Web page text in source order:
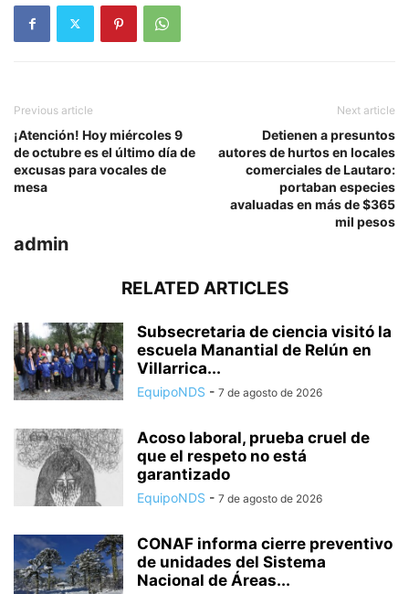
Previous article
¡Atención! Hoy miércoles 9
de octubre es el último día de
excusas para vocales de
mesa
Next article
Detienen a presuntos
autores de hurtos en locales
comerciales de Lautaro:
portaban especies
avaluadas en más de $365
mil pesos
admin
RELATED ARTICLES
Subsecretaria de ciencia visitó la
escuela Manantial de Relún en
Villarrica...
EquipoNDS - 7 de agosto de 2026
Acoso laboral, prueba cruel de
que el respeto no está
garantizado
EquipoNDS - 7 de agosto de 2026
CONAF informa cierre preventivo
de unidades del Sistema
Nacional de Áreas...